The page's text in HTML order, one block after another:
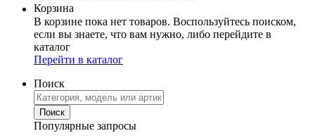
Корзина
В корзине пока нет товаров. Воспользуйтесь поиском,
если вы знаете, что вам нужно, либо перейдите в
каталог
Перейти в каталог
Поиск
Популярные запросы